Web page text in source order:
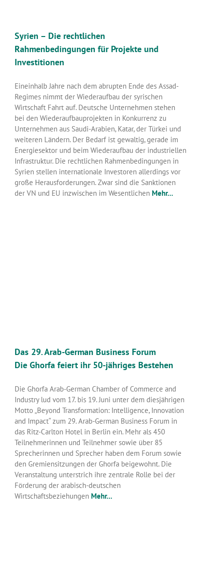
Syrien – Die rechtlichen
Rahmenbedingungen für Projekte und
Investitionen
Eineinhalb Jahre nach dem abrupten Ende des Assad-
Regimes nimmt der Wiederaufbau der syrischen
Wirtschaft Fahrt auf. Deutsche Unternehmen stehen
bei den Wiederaufbauprojekten in Konkurrenz zu
Unternehmen aus Saudi-Arabien, Katar, der Türkei und
weiteren Ländern. Der Bedarf ist gewaltig, gerade im
Energiesektor und beim Wiederaufbau der industriellen
Infrastruktur. Die rechtlichen Rahmenbedingungen in
Syrien stellen internationale Investoren allerdings vor
große Herausforderungen. Zwar sind die Sanktionen
der VN und EU inzwischen im Wesentlichen Mehr...
Das 29. Arab-German Business Forum
Die Ghorfa feiert ihr 50-jähriges Bestehen
Die Ghorfa Arab-German Chamber of Commerce and
Industry lud vom 17. bis 19. Juni unter dem diesjährigen
Motto „Beyond Transformation: Intelligence, Innovation
and Impact“ zum 29. Arab-German Business Forum in
das Ritz-Carlton Hotel in Berlin ein. Mehr als 450
Teilnehmerinnen und Teilnehmer sowie über 85
Sprecherinnen und Sprecher haben dem Forum sowie
den Gremiensitzungen der Ghorfa beigewohnt. Die
Veranstaltung unterstrich ihre zentrale Rolle bei der
Förderung der arabisch-deutschen
Wirtschaftsbeziehungen Mehr...